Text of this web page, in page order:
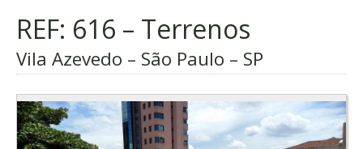
REF: 616 – Terrenos
Vila Azevedo – São Paulo – SP